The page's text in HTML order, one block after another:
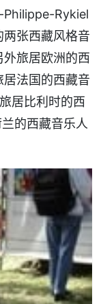
Philippe-Rykiel
张西藏风格音
旅居欧洲的西
法国的西藏音
居比利时的西
的西藏音乐人